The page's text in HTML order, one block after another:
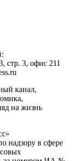
стр. 3, офис 211
канал,
на жизнь
надзору в сфере